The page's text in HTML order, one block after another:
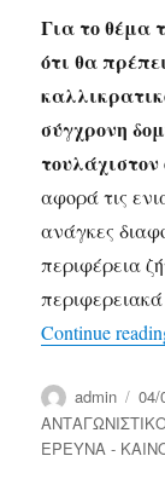
Για το θέμα
ότι θα
σύγχρονη
τουλάχιστον
αφορά τις
ανάγκες
περιφέρεια
Continue
Author
admin
on
04/
ΕΡΕΥΝΑ -